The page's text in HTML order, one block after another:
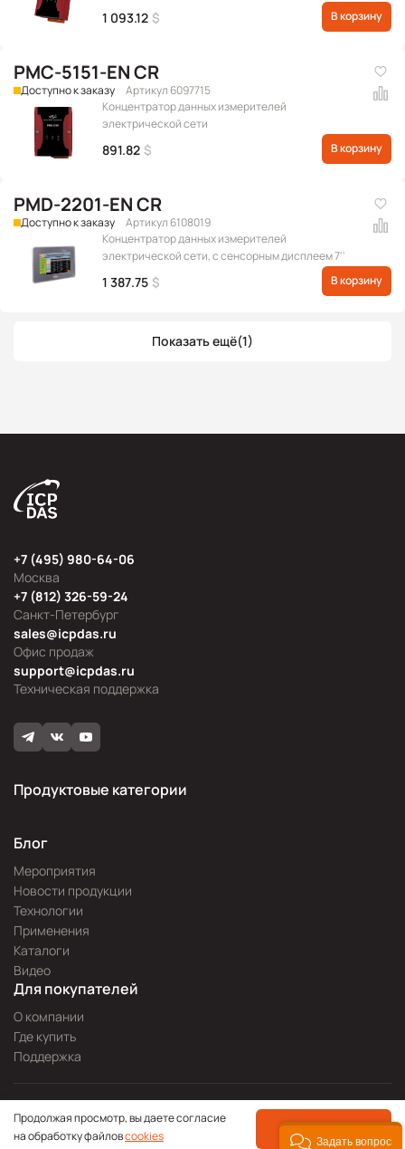
1 093.12 $ В корзину
PMC-5151-EN CR
Доступно к заказу
Артикул 6097715
Концентратор данных измерителей
электрической сети
891.82 $ В корзину
PMD-2201-EN CR
Доступно к заказу
Артикул 6108019
Концентратор данных измерителей
электрической сети, с сенсорным дисплеем 7''
1 387.75 $ В корзину
Показать ещё(1)
Москва
+7 (495) 980-64-06
Офис продаж
sales@icpdas.ru
Санкт-Петербург
+7 (812) 326-59-24
Техническая поддержка
support@icpdas.ru
Продуктовые категории
Блог
Мероприятия
Новости продукции
Технологии
Применения
Каталоги
Видео
Для покупателей
О компании
Где купить
Поддержка
Политика конфиденциальности
© 2000—2026 icpdas.ru
Pitch
Продолжая просмотр, вы даете согласие
на обработку файловcookies ПРИНЯТЬ
Задать вопрос